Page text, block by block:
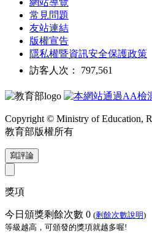
網站導覽
常見問題
友站連結
版權宣告
隱私權暨資訊安全保護政策
訪客人次： 797,561
Copyright © Ministry of Education,
教育部版權所有
寫評論
獎項
今日頒獎剩餘次數 0 (剩餘次數說明)
等級越高，可頒發的獎項就越多喔!